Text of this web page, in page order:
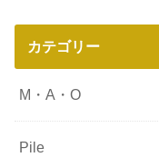
カテゴリー
M・A・O
Pile